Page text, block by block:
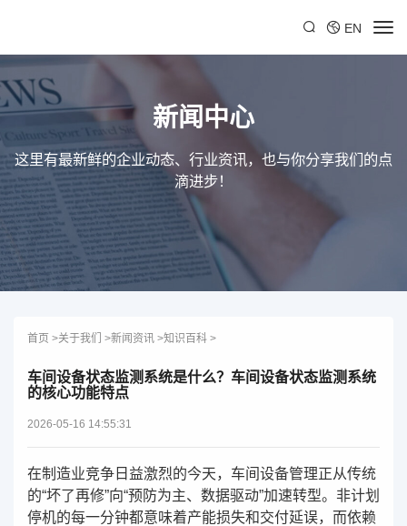
EN
新闻中心
这里有最新鲜的企业动态、行业资讯，也与你分享我们的点
滴进步！
首页 >关于我们 >新闻资讯 >知识百科 >
车间设备状态监测系统是什么？车间设备状态监测系统
的核心功能特点
2026-05-16 14:55:31
在制造业竞争日益激烈的今天，车间设备管理正从传统
的“坏了再修”向“预防为主、数据驱动”加速转型。非计划
停机的每一分钟都意味着产能损失和交付延误，而依赖